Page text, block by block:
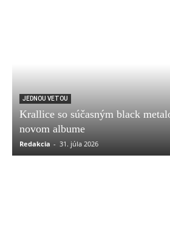
JEDNOU VETOU
Krallice so súčasným black
novom albume
Redakcia - 31. júla 2026